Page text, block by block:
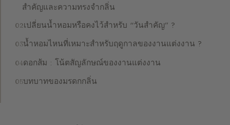
สำคัญและความทรงจำกลิ่น
เปลี่ยนน้ำหอมหรือคงไว้สำหรับ “วันสำคัญ” ?
น้ำหอมไหนที่เหมาะสำหรับฤดูกาลของงานแต่งงาน ?
ดอกส้ม : โน้ตสัญลักษณ์ของงานแต่งงาน
บทบาทของมรดกกลิ่น